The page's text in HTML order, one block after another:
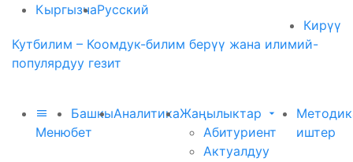
КыргызчаРусский
Кирүү
Кутбилим – Коомдук-билим берүү жана илимий-
популярдуу гезит
Меню
Башкы
бет
АналитикаЖаңылыктар
Абитуриент
Актуалдуу
иштер